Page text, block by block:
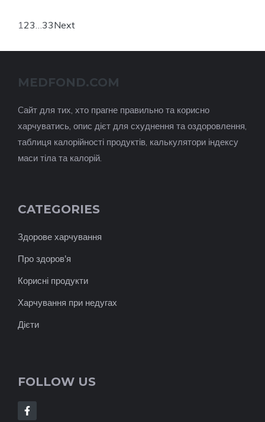
1 23 33Next
MEDFOND.COM
Cайт для тих, хто прагне правильно та корисно
харчуватись, опис дієт для схуднення та оздоровлення,
таблиця калорійності продуктів, калькулятори індексу
маси тіла та калорій.
CATEGORIES
Здорове харчування
Про здоров'я
Корисні продукти
Харчування при недугах
Дієти
FOLLOW US